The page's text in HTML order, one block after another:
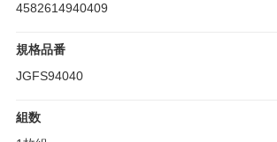
4582614940409
規格品番
JGFS94040
組数